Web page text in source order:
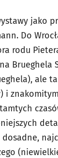
jako
Do
rodu
ale
i